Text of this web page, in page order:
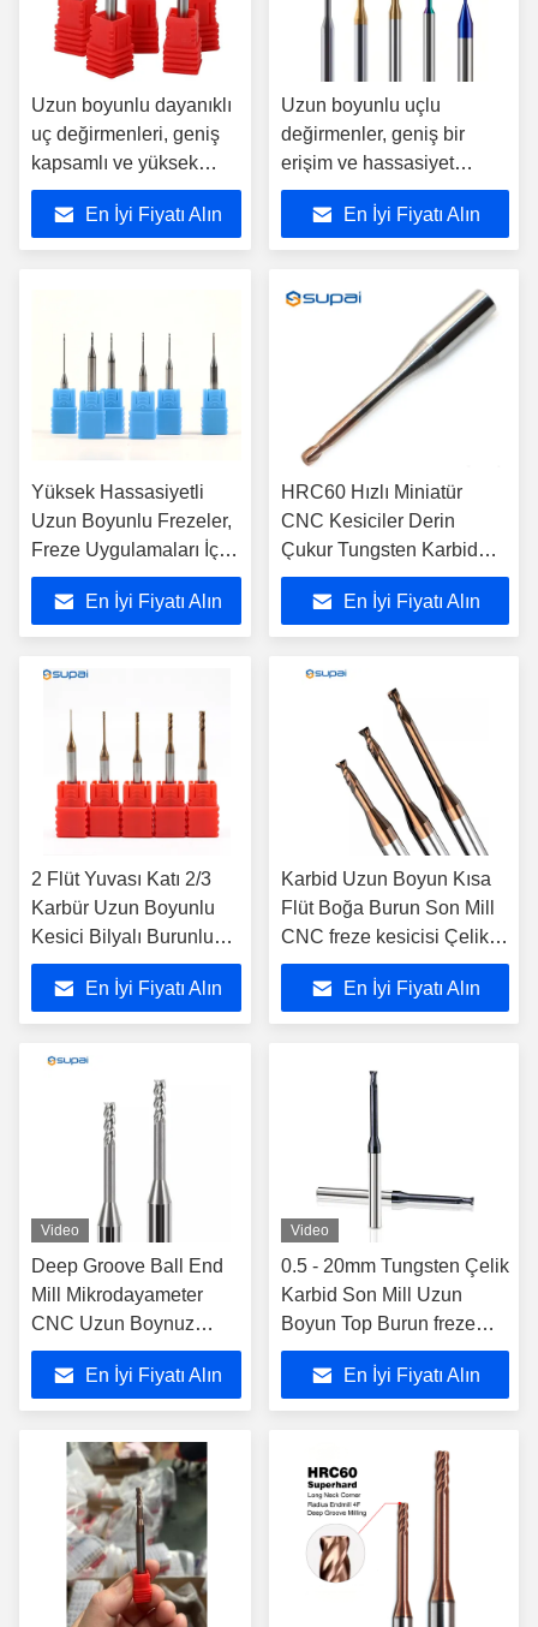
Uzun boyunlu dayanıklı
uç değirmenleri, geniş
kapsamlı ve yüksek
sertlik özelliklerine
sahip, karmaşık
geometrileri doğru bir
En İyi Fiyatı Alın
Uzun boyunlu uçlu
değirmenler, geniş bir
erişim ve hassasiyet
gerektiren uygulamalarda
sert metaller ve alaşımları
işlemek için uygundur
En İyi Fiyatı Alın
Yüksek Hassasiyetli
Uzun Boyunlu Frezeler,
Freze Uygulamaları İçin
Uzatılmış Sap
Uzunlukları ve Çoklu
Çap Seçenekleri Sunar
En İyi Fiyatı Alın
HRC60 Hızlı Miniatür
CNC Kesiciler Derin
Çukur Tungsten Karbid
Son Mill Metal için Uzun
Boyun FraserEn İyi Fiyatı Alın
2 Flüt Yuvası Katı 2/3
Karbür Uzun Boyunlu
Kesici Bilyalı Burunlu
Freze
En İyi Fiyatı Alın
Karbid Uzun Boyun Kısa
Flüt Boğa Burun Son Mill
CNC freze kesicisi Çelik
için kaplanmış uzunluk
En İyi Fiyatı Alın
Video
Deep Groove Ball End
Mill Mikrodayameter
CNC Uzun Boynuz
Uzun Açıklık Küçük
freze kesicisi
En İyi Fiyatı Alın
Video
0.5 - 20mm Tungsten Çelik
Karbid Son Mill Uzun
Boyun Top Burun freze
kesicisi Katı 2 Flüt CNC
Araçlar
En İyi Fiyatı Alın